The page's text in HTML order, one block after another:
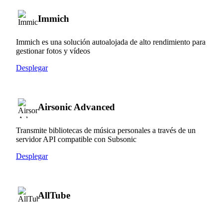
Immich
Immich es una solución autoalojada de alto rendimiento para
gestionar fotos y vídeos
Desplegar
Airsonic Advanced
Transmite bibliotecas de música personales a través de un
servidor API compatible con Subsonic
Desplegar
AllTube